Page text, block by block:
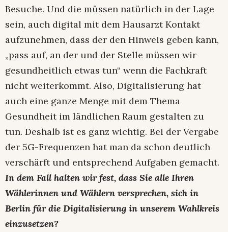
Besuche. Und die müssen natürlich in der Lage
sein, auch digital mit dem Hausarzt Kontakt
aufzunehmen, dass der den Hinweis geben kann,
„pass auf, an der und der Stelle müssen wir
gesundheitlich etwas tun“ wenn die Fachkraft
nicht weiterkommt. Also, Digitalisierung hat
auch eine ganze Menge mit dem Thema
Gesundheit im ländlichen Raum gestalten zu
tun. Deshalb ist es ganz wichtig. Bei der Vergabe
der 5G-Frequenzen hat man da schon deutlich
verschärft und entsprechend Aufgaben gemacht.
In dem Fall halten wir fest, dass Sie alle Ihren
Wählerinnen und Wählern versprechen, sich in
Berlin für die Digitalisierung in unserem Wahlkreis
einzusetzen?